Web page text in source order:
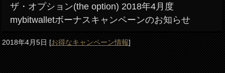
ザ・オプション(the option) 2018年4月度
mybitwalletボーナスキャンペーンのお知らせ
2018年4月5日[お得なキャンペーン情報]